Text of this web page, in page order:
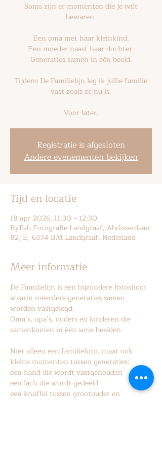
Soms zijn er momenten die je wilt
bewaren.
Een oma met haar kleinkind.
Een moeder naast haar dochter.
Generaties samen in één beeld.
Tijdens De Familielijn leg ik jullie familie
vast zoals ze nu is.
Voor later.
Registratie is afgesloten
Andere evenementen bekijken
Tijd en locatie
18 apr 2026, 11:30 – 12:30
ByFab Fotografie Landgraaf, Abdissenlaan
82, E, 6374 BM Landgraaf, Nederland
Meer informatie
De Familielijn is een bijzondere fotoshoot
waarin meerdere generaties samen
worden vastgelegd.
Oma’s, opa’s, ouders en kinderen die
samenkomen in één serie beelden.
Niet alleen een familiefoto, maar ook
kleine momenten tussen generaties:
een hand die wordt vastgehouden
een lach die wordt gedeeld
een knuffel tussen grootouder en